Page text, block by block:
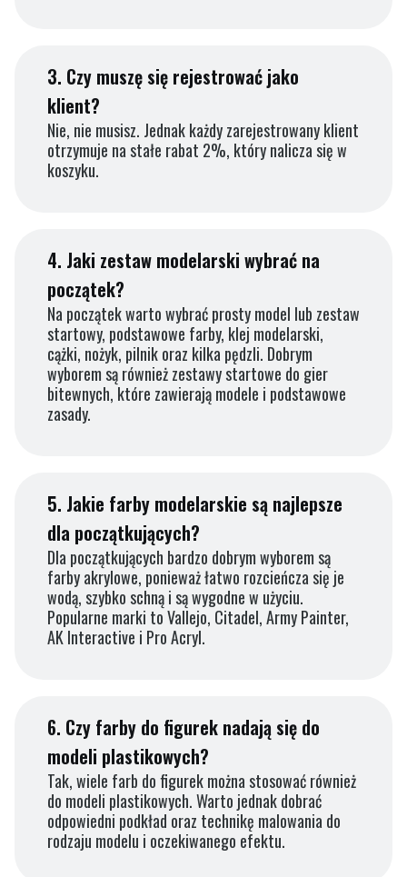
3. Czy muszę się rejestrować jako
klient?
Nie, nie musisz. Jednak każdy zarejestrowany klient
otrzymuje na stałe rabat 2%, który nalicza się w
koszyku.
4. Jaki zestaw modelarski wybrać na
początek?
Na początek warto wybrać prosty model lub zestaw
startowy, podstawowe farby, klej modelarski,
cążki, nożyk, pilnik oraz kilka pędzli. Dobrym
wyborem są również zestawy startowe do gier
bitewnych, które zawierają modele i podstawowe
zasady.
5. Jakie farby modelarskie są najlepsze
dla początkujących?
Dla początkujących bardzo dobrym wyborem są
farby akrylowe, ponieważ łatwo rozcieńcza się je
wodą, szybko schną i są wygodne w użyciu.
Popularne marki to Vallejo, Citadel, Army Painter,
AK Interactive i Pro Acryl.
6. Czy farby do figurek nadają się do
modeli plastikowych?
Tak, wiele farb do figurek można stosować również
do modeli plastikowych. Warto jednak dobrać
odpowiedni podkład oraz technikę malowania do
rodzaju modelu i oczekiwanego efektu.